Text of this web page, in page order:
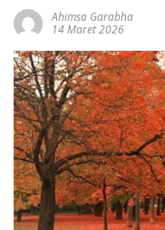
Ahimsa Garabha
14 Maret 2026